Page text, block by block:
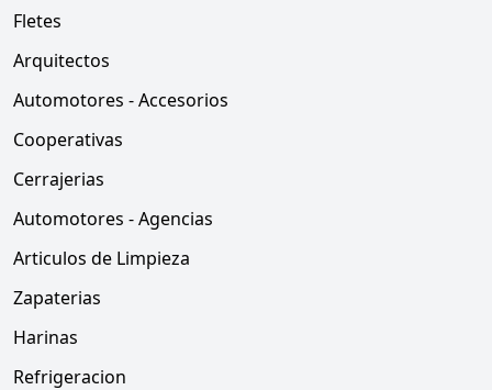
Fletes
Arquitectos
Automotores - Accesorios
Cooperativas
Cerrajerias
Automotores - Agencias
Articulos de Limpieza
Zapaterias
Harinas
Refrigeracion